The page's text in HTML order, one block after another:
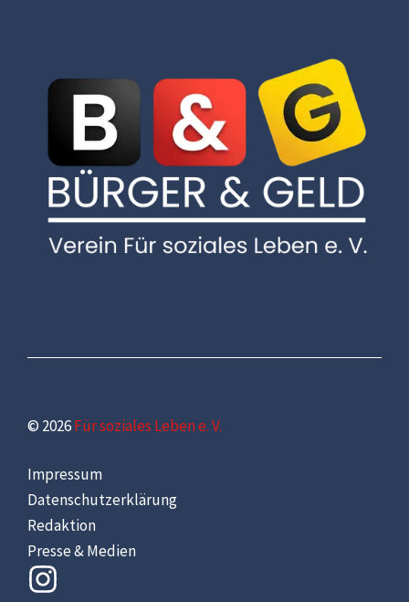
© 2026Für soziales Leben e. V.
Impressum
Datenschutzerklärung
Redaktion
Presse & Medien